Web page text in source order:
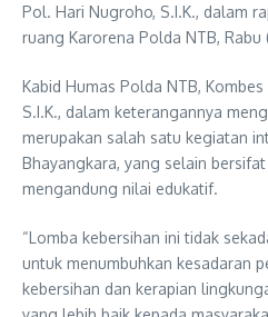
Pol. Hari Nugroho, S.I.K., dalam
ruang Karorena Polda NTB,
Kabid Humas Polda NTB,
S.I.K., dalam keterangannya
merupakan salah satu kegiatan
Bhayangkara, yang selain
mengandung nilai edukatif.
“Lomba kebersihan ini tidak
untuk menumbuhkan kesadaran
kebersihan dan kerapian